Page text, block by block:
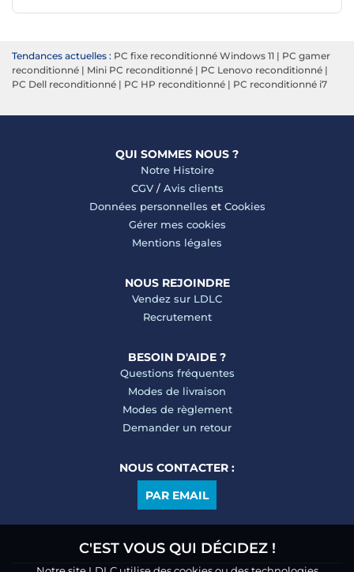
Tendances actuelles : PC fixe reconditionné Windows 11 | PC gamer
reconditionné | Mini PC reconditionné | PC Lenovo reconditionné |
PC Dell reconditionné | PC HP reconditionné | PC reconditionné i7
QUI SOMMES NOUS ?
Notre Histoire
CGV/ Avis clients
Données personnelles et Cookies
Gérer mes cookies
Mentions légales
NOUS REJOINDRE
Vendez sur LDLC
Recrutement
BESOIN D'AIDE ?
Questions fréquentes
Modes de livraison
Modes de règlement
Demander un retour
NOUS CONTACTER :
PAR EMAIL
C'EST VOUS QUI DÉCIDEZ !